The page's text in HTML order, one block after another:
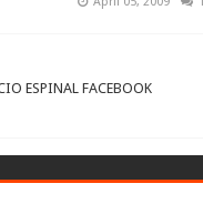
ESPINAL FACEBOOK